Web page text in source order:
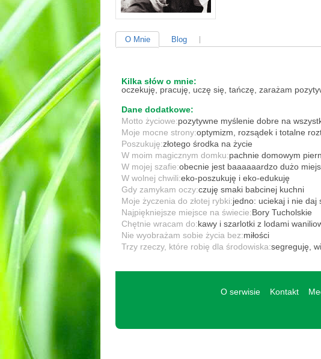
O Mnie Blog
Kilka słów o mnie:
oczekuję, pracuję, uczę się, tańczę, zarażam
Dane dodatkowe:
Motto życiowe:pozytywne myślenie dobre na
Moje mocne strony:optymizm, rozsądek i totalne
Poszukuję:złotego środka na życie
W moim magicznym domku:pachnie domowym
W mojej szafie:obecnie jest baaaaaardzo dużo
W wolnej chwili:eko-poszukuję i eko-edukuję
Gdy zamykam oczy:czuję smaki babcinej kuchni
Moje życzenia do złotej rybki:jedno: uciekaj i nie daj
Najpiękniejsze miejsce na świecie:Bory Tucholskie
Chętnie wracam do:kawy i szarlotki z lodami
Nie wyobrażam sobie życia bez:miłości
Trzy rzeczy, które robię dla środowiska:segreguję,
O serwisie Kontakt